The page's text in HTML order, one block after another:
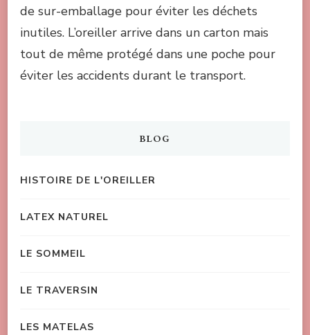
de sur-emballage pour éviter les déchets
inutiles. L’oreiller arrive dans un carton mais
tout de même protégé dans une poche pour
éviter les accidents durant le transport.
BLOG
HISTOIRE DE L'OREILLER
LATEX NATUREL
LE SOMMEIL
LE TRAVERSIN
LES MATELAS